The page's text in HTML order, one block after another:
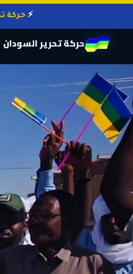
حركة تحرير السودان